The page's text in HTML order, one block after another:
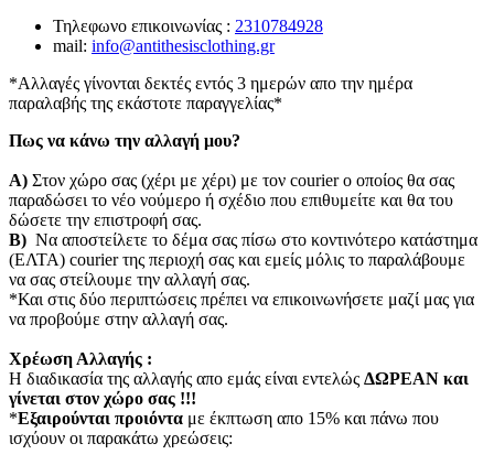
Τηλεφωνο επικοινωνίας : 2310784928
mail: info@antithesisclothing.gr
*Αλλαγές γίνονται δεκτές εντός 3 ημερών απο την ημέρα
παραλαβής της εκάστοτε παραγγελίας*
Πως να κάνω την αλλαγή μου?
Α) Στον χώρο σας (χέρι με χέρι) με τον courier o οποίος θα σας
παραδώσει το νέο νούμερο ή σχέδιο που επιθυμείτε και θα του
δώσετε την επιστροφή σας.
Β) Να αποστείλετε το δέμα σας πίσω στο κοντινότερο κατάστημα
(ΕΛΤΑ) courier της περιοχή σας και εμείς μόλις το παραλάβουμε
να σας στείλουμε την αλλαγή σας.
*Και στις δύο περιπτώσεις πρέπει να επικοινωνήσετε μαζί μας για
να προβούμε στην αλλαγή σας.
Χρέωση Αλλαγής :
Η διαδικασία της αλλαγής απο εμάς είναι εντελώς ΔΩΡΕΑΝ και
γίνεται στον χώρο σας !!!
*Εξαιρούνται προιόντα με έκπτωση απο 15% και πάνω που
ισχύουν οι παρακάτω χρεώσεις: